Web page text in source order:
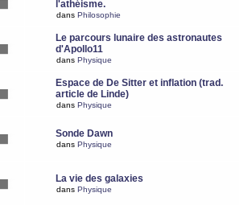
l'athéisme.
dans Philosophie
Le parcours lunaire des astronautes
d'Apollo11
dans Physique
Espace de De Sitter et inflation (trad.
article de Linde)
dans Physique
Sonde Dawn
dans Physique
La vie des galaxies
dans Physique